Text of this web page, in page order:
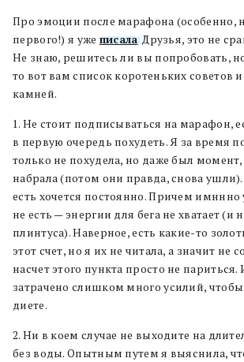
Про эмоции после марафона (особенно,
первого!) я уже писала. Друзья, это не
Не знаю, решитесь ли вы попробовать,
то вот вам список коротеньких советов
камней.
1. Не стоит подписываться на марафон,
в первую очередь похудеть. Я за время
только не похудела, но даже был момент,
набрала (потом они правда, снова ушли).
есть хочется постоянно. Причем имннно
не есть — энергии для бега не хватает (и
плинтуса). Наверное, есть какие-то
этот счет, но я их не читала, а значит не
насчет этого пункта просто не париться.
затрачено слишком много усилий,
диете.
2. Ни в коем случае не выходите на
без воды. Опытным путем я выяснила,